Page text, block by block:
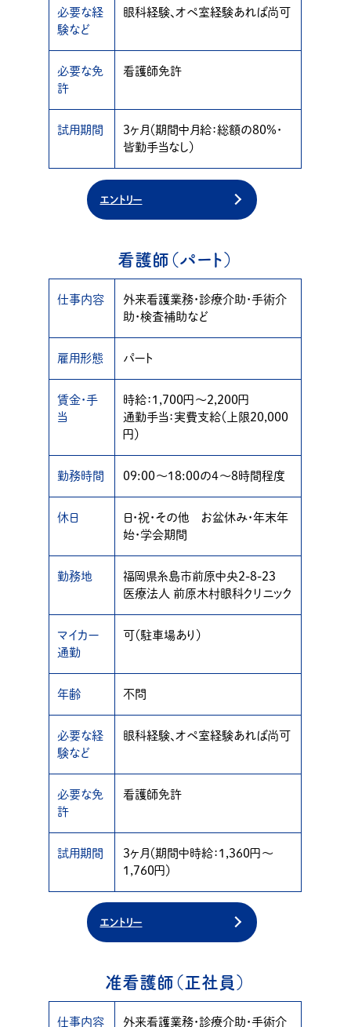
必要な経
験など
眼科経験、オペ室経験あれば尚可
必要な免
許
看護師免許
試用期間
3ヶ月（期間中月給：総額の80%・
皆勤手当なし）
エントリー
看護師（パート）
仕事内容
外来看護業務・診療介助・手術介
助・検査補助など
雇用形態 パート
賃金・手
当
時給：1,700円〜2,200円
通勤手当：実費支給（上限20,000
円）
勤務時間 09:00〜18:00の4〜8時間程度
休日
日・祝・その他 お盆休み・年末年
始・学会期間
勤務地
福岡県糸島市前原中央2-8-23
医療法人 前原木村眼科クリニック
マイカー
通勤
可（駐車場あり）
年齢 不問
必要な経
験など
眼科経験、オペ室経験あれば尚可
必要な免
許
看護師免許
試用期間
3ヶ月（期間中時給：1,360円〜
1,760円）
エントリー
准看護師（正社員）
仕事内容 外来看護業務・診療介助・手術介